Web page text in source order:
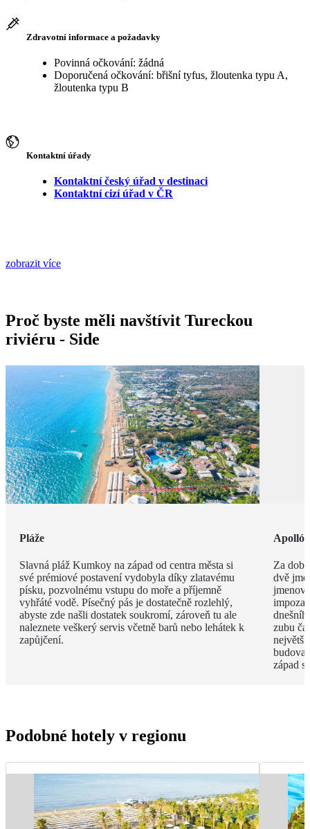
Zdravotní informace a požadavky
Povinná očkování: žádná
Doporučená očkování: břišní tyfus, žloutenka typu A,
žloutenka typu B
Kontaktní úřady
Kontaktní český úřad v destinaci
Kontaktní cizí úřad v ČR
zobrazit více
Proč byste měli navštívit Tureckou
riviéru - Side
Pláže
Slavná pláž Kumkoy na západ od centra města si
své prémiové postavení vydobyla díky zlatavému
písku, pozvolnému vstupu do moře a příjemně
vyhřáté vodě. Písečný pás je dostatečně rozlehlý,
abyste zde našli dostatek soukromí, zároveň tu ale
naleznete veškerý servis včetně barů nebo lehátek k
zapůjčení.
Za dob
dvě
zubu
největší
budova
západ
Podobné hotely v regionu